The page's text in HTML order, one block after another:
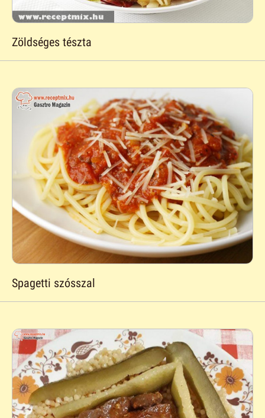
Zöldséges tészta
Spagetti szósszal